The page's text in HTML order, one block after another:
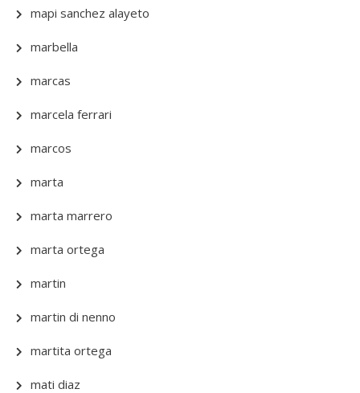
mapi sanchez alayeto
marbella
marcas
marcela ferrari
marcos
marta
marta marrero
marta ortega
martin
martin di nenno
martita ortega
mati diaz